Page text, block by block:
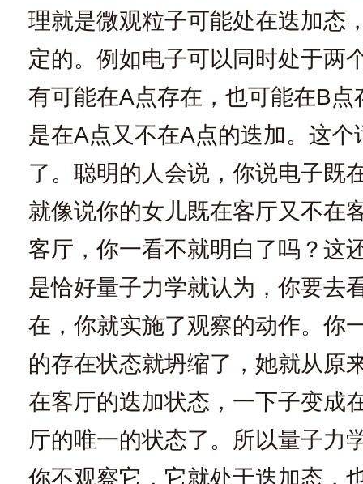
理就是微观粒子可能处在迭加态
定的。例如电子可以同时处于两
有可能在A点存在，也可能在B点
是在A点又不在A点的迭加。这个
了。聪明的人会说，你说电子既
就像说你的女儿既在客厅又不在
客厅，你一看不就明白了吗？这
是恰好量子力学就认为，你要去
在，你就实施了观察的动作。你
的存在状态就坍缩了，她就从原
在客厅的迭加状态，一下子变成
厅的唯一的状态了。所以量子力
你不观察它，它就处于迭加态，